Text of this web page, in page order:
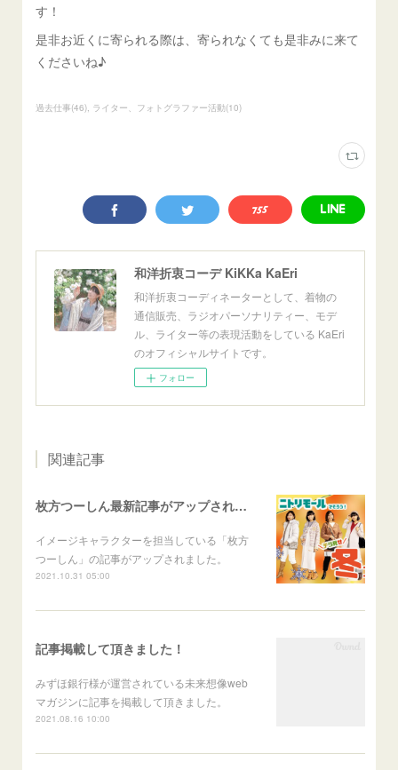
す！
是非お近くに寄られる際は、寄られなくても是非みに来て
くださいね♪
過去仕事(46) ライター、フォトグラファー活動(10)
和洋折衷コーデ KiKKa KaEri
和洋折衷コーディネーターとして、着物の
通信販売、ラジオパーソナリティー、モデ
ル、ライター等の表現活動をしている KaEri
のオフィシャルサイトです。
フォロー
関連記事
枚方つーしん最新記事がアップされました。
イメージキャラクターを担当している「枚方
つーしん」の記事がアップされました。
2021.10.31 05:00
記事掲載して頂きました！
みずほ銀行様が運営されている未来想像web
マガジンに記事を掲載して頂きました。
2021.08.16 10:00